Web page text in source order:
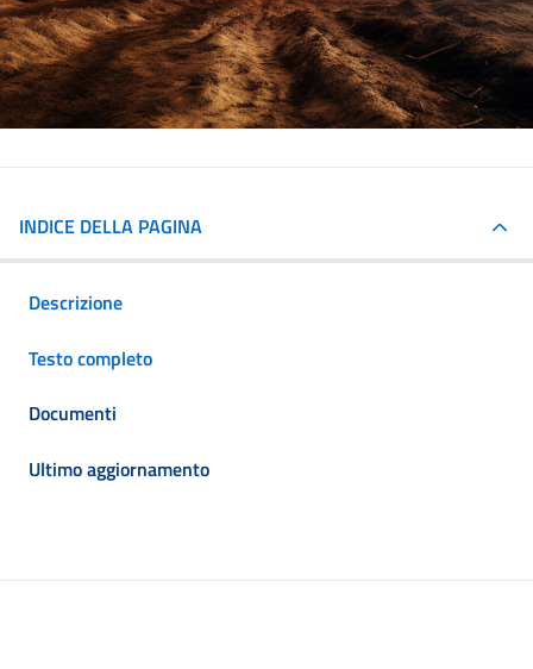
INDICE DELLA PAGINA
Descrizione
Testo completo
Documenti
Ultimo aggiornamento